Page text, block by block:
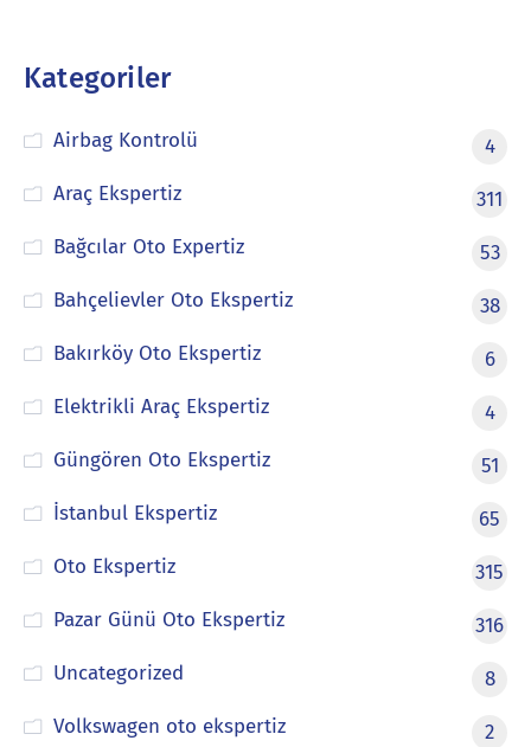
Kategoriler
Airbag Kontrolü
4
Araç Ekspertiz
311
Bağcılar Oto Expertiz
53
Bahçelievler Oto Ekspertiz
38
Bakırköy Oto Ekspertiz
6
Elektrikli Araç Ekspertiz
4
Güngören Oto Ekspertiz
51
İstanbul Ekspertiz
65
Oto Ekspertiz
315
Pazar Günü Oto Ekspertiz
316
Uncategorized
8
Volkswagen oto ekspertiz
2